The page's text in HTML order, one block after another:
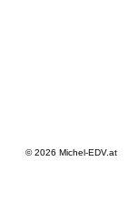
© 2026 Michel-EDV.at